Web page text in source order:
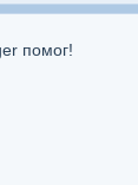
помог!